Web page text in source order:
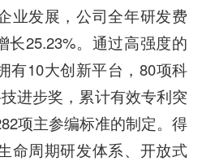
业发展，公司全年研发费
长25.23%。通过高强度的
有10大创新平台，80项科
进步奖，累计有效专利突
项主参编标准的制定。得
命周期研发体系、开放式